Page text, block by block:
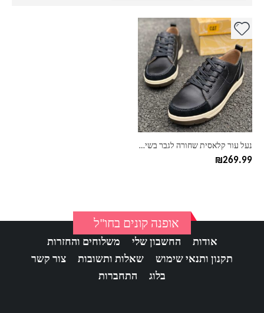
נעל עור קלאסית שחורה לגבר בשילוב שרוכים קט CAT
₪269.99
למוצר
יש
מספר
סוגים.
ניתן
לבחור
את
האפשרויות
בעמוד
המוצר
אופנה קונים בחו"ל
אודות החשבון שלי
משלוחים והחזרות
תקנון ותנאי שימוש
שאלות ותשובות
צור קשר
בלוג
התחברות